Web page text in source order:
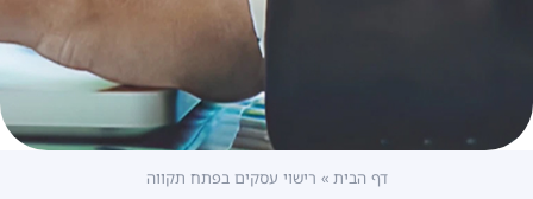
דף הבית » רישוי עסקים בפתח תקווה